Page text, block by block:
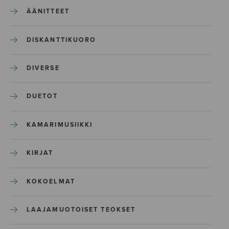
ÄÄNITTEET
DISKANTTIKUORO
DIVERSE
DUETOT
KAMARIMUSIIKKI
KIRJAT
KOKOELMAT
LAAJAMUOTOISET TEOKSET